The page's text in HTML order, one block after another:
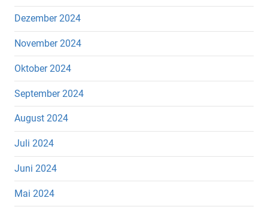
Dezember 2024
November 2024
Oktober 2024
September 2024
August 2024
Juli 2024
Juni 2024
Mai 2024